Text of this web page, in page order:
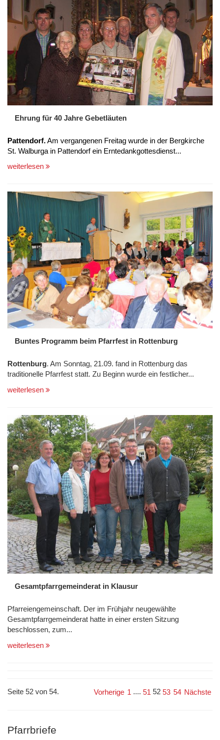
Ehrung für 40 Jahre Gebetläuten
Pattendorf.Am vergangenen Freitag wurde in der Bergkirche
St. Walburga in Pattendorf ein Erntedankgottesdienst...
weiterlesen
Buntes Programm beim Pfarrfest in Rottenburg
Rottenburg. Am Sonntag, 21.09. fand in Rottenburg das
traditionelle Pfarrfest statt. Zu Beginn wurde ein festlicher...
weiterlesen
Gesamtpfarrgemeinderat in Klausur
Pfarreiengemeinschaft. Der im Frühjahr neugewählte
Gesamtpfarrgemeinderat hatte in einer ersten Sitzung
beschlossen, zum...
weiterlesen
Seite 52 von 54. Vorherige 1 .... 51 52 53 54 Nächste
Pfarrbriefe